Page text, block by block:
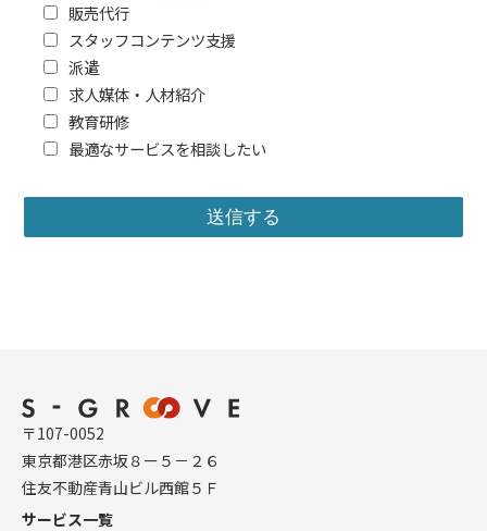
販売代行
スタッフコンテンツ支援
派遣
求人媒体・人材紹介
教育研修
最適なサービスを相談したい
〒107-0052
東京都港区赤坂８ー５－２６
住友不動産青山ビル西館５Ｆ
サービス一覧